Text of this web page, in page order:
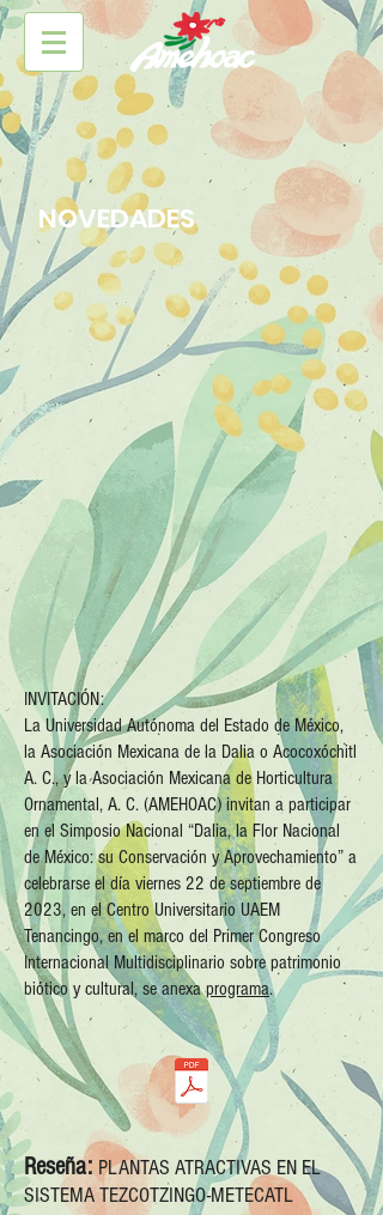
NOVEDADES
INVITACIÓN:
La Universidad Autónoma del Estado de México,
la Asociación Mexicana de la Dalia o Acocoxóchitl
A. C., y la Asociación Mexicana de Horticultura
Ornamental, A. C. (AMEHOAC) invitan a participar
en el Simposio Nacional “Dalia, la Flor Nacional
de México: su Conservación y Aprovechamiento” a
celebrarse el día viernes 22 de septiembre de
2023, en el Centro Universitario UAEM
Tenancingo, en el marco del Primer Congreso
Internacional Multidisciplinario sobre patrimonio
biótico y cultural, se anexaprograma.
Reseña: PLANTAS ATRACTIVAS EN EL
SISTEMA TEZCOTZINGO-METECATL